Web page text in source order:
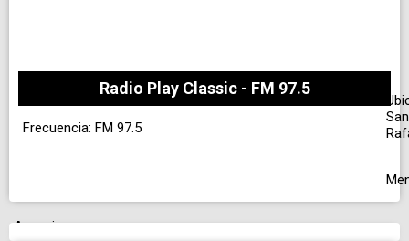
Radio Play Classic - FM 97.5
Frecuencia: FM 97.5
San
Anuncio